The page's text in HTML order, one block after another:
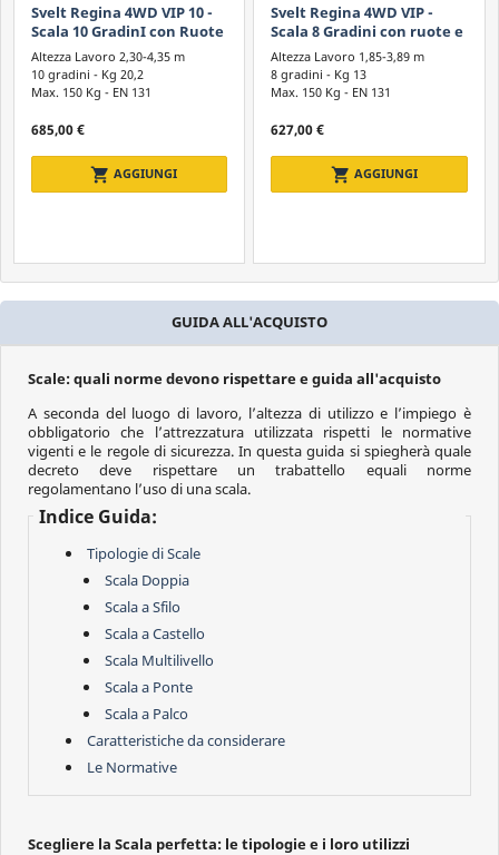
Svelt Regina 4WD VIP -
Scala 8 Gradini con ruote e
corrimano EN131
Altezza Lavoro 1,85-3,89 m
8 gradini - Kg 13
Max. 150 Kg - EN 131
627,00 €
shopping_cart AGGIUNGI
Svelt Regina 4WD VIP -
Scala 7 Gradini con Ruote e
Corrimano EN131
Altezza Lavoro 1,61-3,66 m
7 gradini - Kg 16,2
Max. 150 Kg - EN 131
617,00 €
shopping_cart AGGIUNGI
GUIDA ALL'ACQUISTO
Scale: quali norme devono rispettare e guida all'acquisto
A seconda del luogo di lavoro, l’altezza di utilizzo e l’impiego è
obbligatorio che l’attrezzatura utilizzata rispetti le normative
vigenti e le regole di sicurezza. In questa guida si spiegherà quale
decreto deve rispettare un trabattello equali norme
regolamentano l’uso di una scala.
Indice Guida:
Tipologie di Scale
Scala Doppia
Scala a Sfilo
Scala a Castello
Scala Multilivello
Scala a Ponte
Scala a Palco
Caratteristiche da considerare
Le Normative
Scegliere la Scala perfetta: le tipologie e i loro utilizzi